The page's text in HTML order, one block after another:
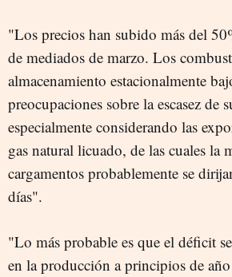
"Los precios han subido más del
de mediados de marzo. Los
almacenamiento estacionalmente
preocupaciones sobre la escasez de
especialmente considerando las
gas natural licuado, de las cuales la
cargamentos probablemente se
días".
"Lo más probable es que el déficit
en la producción a principios de